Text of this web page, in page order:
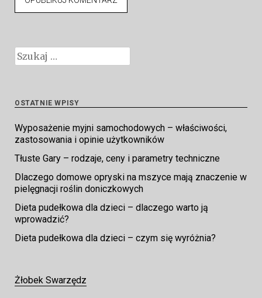
Szukaj:
OSTATNIE WPISY
Wyposażenie myjni samochodowych – właściwości,
zastosowania i opinie użytkowników
Tłuste Gary – rodzaje, ceny i parametry techniczne
Dlaczego domowe opryski na mszyce mają znaczenie w
pielęgnacji roślin doniczkowych
Dieta pudełkowa dla dzieci – dlaczego warto ją
wprowadzić?
Dieta pudełkowa dla dzieci – czym się wyróżnia?
Żłobek Swarzędz